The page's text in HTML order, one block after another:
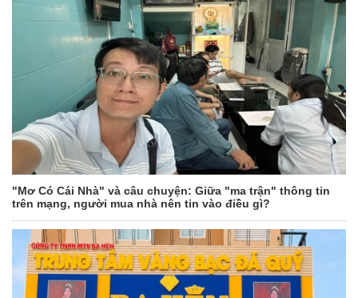
"Mơ Có Cái Nhà" và câu chuyện: Giữa "ma trận" thông tin
trên mạng, người mua nhà nên tin vào điều gì?